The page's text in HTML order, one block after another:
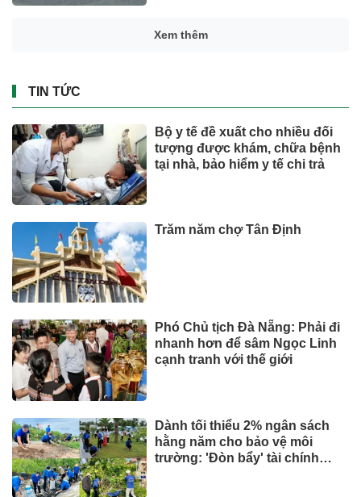
Xem thêm
TIN TỨC
Bộ y tế đề xuất cho nhiều đối
tượng được khám, chữa bệnh
tại nhà, bảo hiểm y tế chi trả
Trăm năm chợ Tân Định
Phó Chủ tịch Đà Nẵng: Phải đi
nhanh hơn để sâm Ngọc Linh
cạnh tranh với thế giới
Dành tối thiểu 2% ngân sách
hằng năm cho bảo vệ môi
trường: 'Đòn bẩy' tài chính